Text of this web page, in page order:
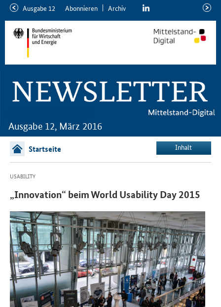
ältereAusgabe 12 Abon­nie­ren Ar­chiv linkedin
Ausgabe 12, März 2016
Startseite Inhalt
USABILITY
„Innovation“ beim World Usability Day 2015